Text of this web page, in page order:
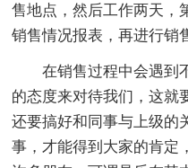
售地点，然后工作两天，
销售情况报表，再进行销
在销售过程中会遇到
的态度来对待我们，这就
还要搞好和同事与上级的
事，才能得到大家的肯定